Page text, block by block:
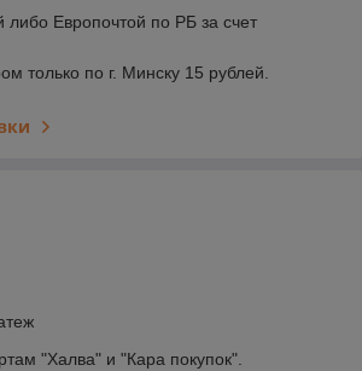
либо Европочтой по РБ за счет
только по г. Минску 15 рублей.
"Халва" и "Кара покупок".